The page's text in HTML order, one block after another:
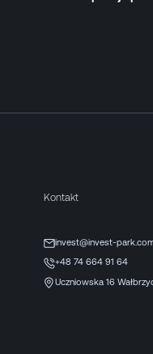
Kontakt
invest@invest-
+48 74 664 91 64
Uczniowska 16